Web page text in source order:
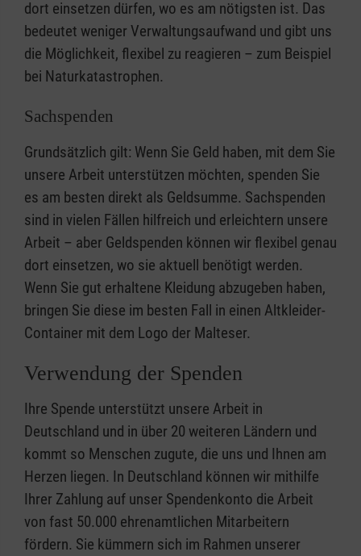
dort einsetzen dürfen, wo es am nötigsten ist. Das
bedeutet weniger Verwaltungsaufwand und gibt uns
die Möglichkeit, flexibel zu reagieren – zum Beispiel
bei Naturkatastrophen.
Sachspenden
Grundsätzlich gilt: Wenn Sie Geld haben, mit dem Sie
unsere Arbeit unterstützen möchten, spenden Sie
es am besten direkt als Geldsumme. Sachspenden
sind in vielen Fällen hilfreich und erleichtern unsere
Arbeit – aber Geldspenden können wir flexibel genau
dort einsetzen, wo sie aktuell benötigt werden.
Wenn Sie gut erhaltene Kleidung abzugeben haben,
bringen Sie diese im besten Fall in einen Altkleider-
Container mit dem Logo der Malteser.
Verwendung der Spenden
Ihre Spende unterstützt unsere Arbeit in
Deutschland und in über 20 weiteren Ländern und
kommt so Menschen zugute, die uns und Ihnen am
Herzen liegen. In Deutschland können wir mithilfe
Ihrer Zahlung auf unser Spendenkonto die Arbeit
von fast 50.000 ehrenamtlichen Mitarbeitern
fördern. Sie kümmern sich im Rahmen unserer